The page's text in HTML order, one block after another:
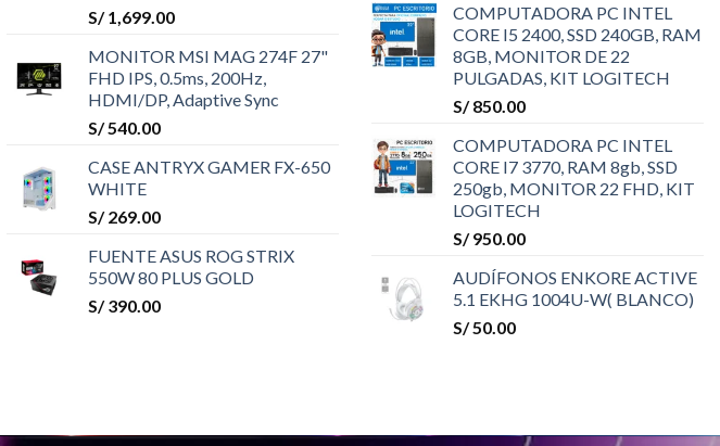
S/1,699.00
MONITOR MSI MAG 274F 27"
FHD IPS, 0.5ms, 200Hz,
HDMI/DP, Adaptive Sync
S/540.00
CASE ANTRYX GAMER FX-650
WHITE
S/269.00
FUENTE ASUS ROG STRIX
550W 80 PLUS GOLD
S/390.00
COMPUTADORA PC INTEL
CORE I5 2400, SSD 240GB, RAM
8GB, MONITOR DE 22
PULGADAS, KIT LOGITECH
S/850.00
COMPUTADORA PC INTEL
CORE I7 3770, RAM 8gb, SSD
250gb, MONITOR 22 FHD, KIT
LOGITECH
S/950.00
AUDÍFONOS ENKORE ACTIVE
5.1 EKHG 1004U-W( BLANCO)
S/50.00